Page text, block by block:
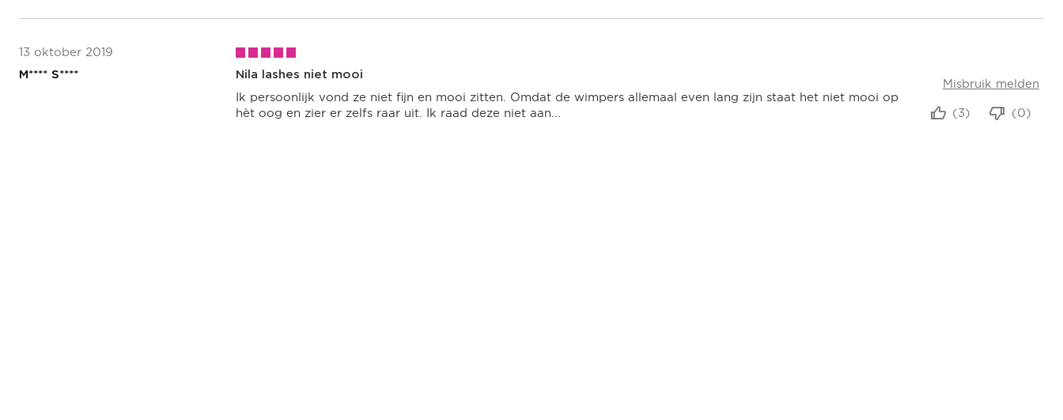
13 oktober 2019
Nila lashes niet mooi
Ik persoonlijk vond ze niet fijn en mooi zitten. Omdat de wimpers allemaal even lang zijn staat het niet mooi op
hèt oog en zier er zelfs raar uit. Ik raad deze niet aan...
M**** S****
Misbruik melden
(0)
(3)